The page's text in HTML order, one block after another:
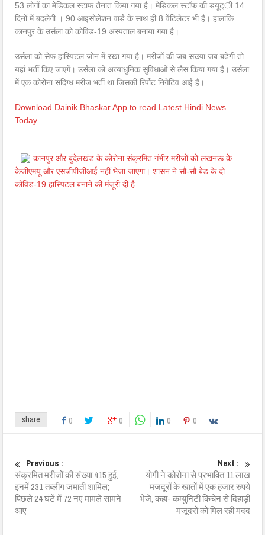
53 लोगों का मेडिकल स्टाफ तैनात किया गया है। मेडिकल स्टॉफ की डयूट्ी 14
दिनों में बदलेगी । 90 आइसोलेशन वार्ड के साथ ही 8 वेंटिलेटर भी है। हालांकि
कानपुर के उर्सला को कोविड-19 अस्पताल बनाया गया है।
उर्सला को सेफ हास्पिटल जोन में रखा गया है। मरीजों की जब सख्या जब बढेगी तो
यहां भर्ती किए जाएगें। उर्सला को अत्याधुनिक सुविधाओं से लैस किया गया है। उर्सला
में एक कोरोना संदिग्ध मरीज भर्ती था जिसकी रिर्पोट निगेटिव आई है।
Download Dainik Bhaskar App to read Latest Hindi News
Today
कानपुर और बुंदेलखंड के कोरोना संक्रमित गंभीर मरीजों को लखनऊ के
केजीएमयू और एसजीपीजीआई नहीं भेजा जाएगा। शासन ने सौ-सौ बेड के दो
कोविड-19 हास्पिटल बनाने की मंजूरी दी है
share 0 0 0 0
Previous :
संक्रमित मरीजों की संख्या 415 हुई,
इनमें 231 तब्लीग जमाती शामिल;
पिछले 24 घंटें में 72 नए मामले सामने
आए
Next :
योगी ने कोरोना से प्रभावित 11 लाख
मजदूरों के खातों में एक हजार रुपये
भेजे, कहा- कम्युनिटी किचेन से दिहाड़ी
मजूदरों को मिल रही मदद